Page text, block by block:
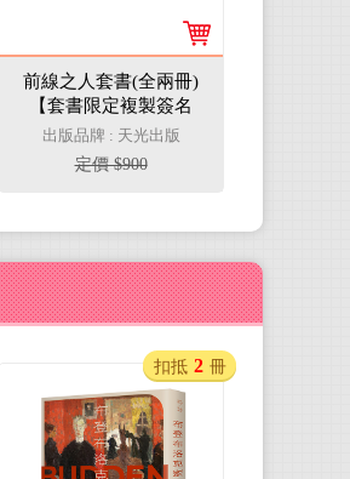
前線之人套書(全兩冊)
【套書限定複製簽名
板】
出版品牌 : 天光出版
定價 $900
扣抵 2 冊